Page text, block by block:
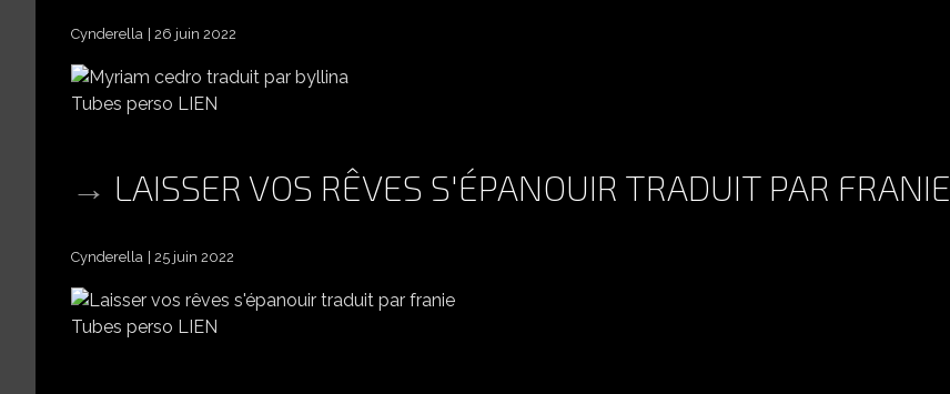
Cynderella 26 juin 2022
Tubes perso LIEN
LAISSER VOS RÊVES S'ÉPANOUIR TRADUIT PAR FRANIE
Cynderella 25 juin 2022
Tubes perso LIEN